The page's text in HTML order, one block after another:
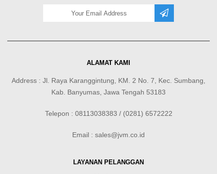
ALAMAT KAMI
Address : Jl. Raya Karanggintung, KM. 2 No. 7, Kec. Sumbang,
Kab. Banyumas, Jawa Tengah 53183
Telepon : 08113038383 / (0281) 6572222
Email : sales@jvm.co.id
LAYANAN PELANGGAN